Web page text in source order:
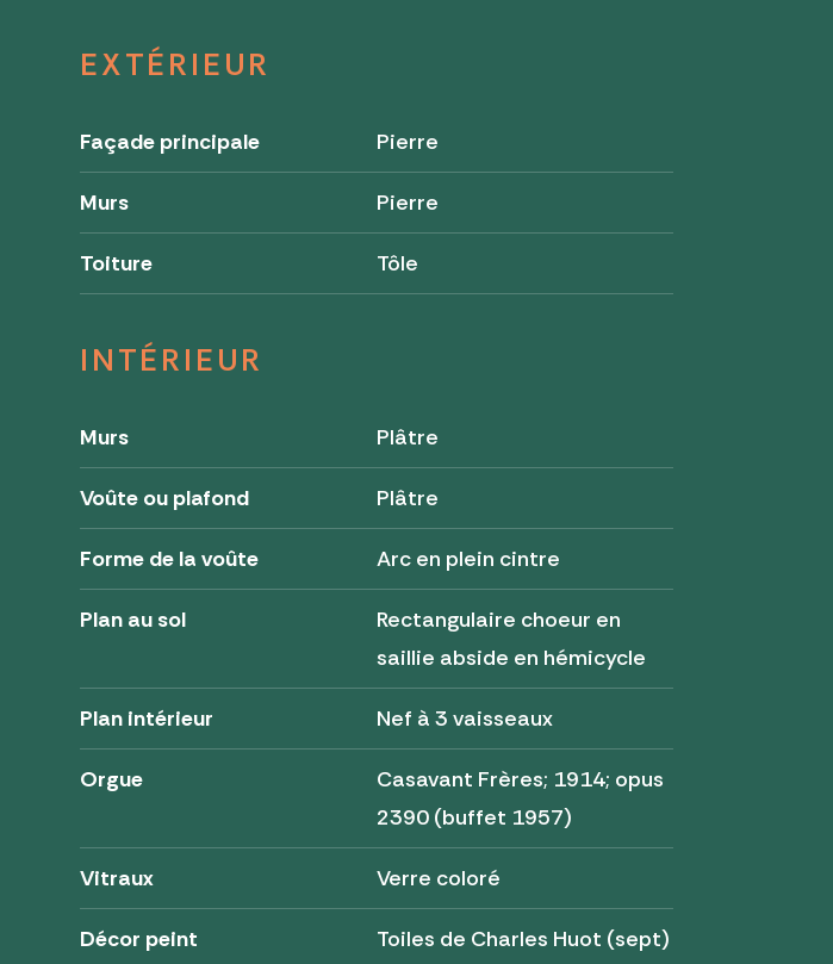
EXTÉRIEUR
Façade principale Pierre
Murs Pierre
Toiture Tôle
INTÉRIEUR
Murs Plâtre
Voûte ou plafond Plâtre
Forme de la voûte Arc en plein cintre
Plan au sol
Rectangulaire choeur en
saillie abside en hémicycle
Plan intérieur Nef à 3 vaisseaux
Orgue
Casavant Frères; 1914; opus
2390 (buffet 1957)
Vitraux Verre coloré
Décor peint Toiles de Charles Huot (sept)